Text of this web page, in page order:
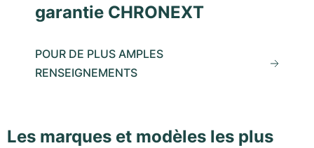
garantie CHRONEXT
POUR DE PLUS AMPLES
RENSEIGNEMENTS
Les marques et modèles les plus